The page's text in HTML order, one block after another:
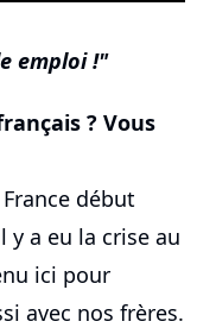
emploi !
? Vous
début
y a eu la crise au
ici pour
avec nos frères.